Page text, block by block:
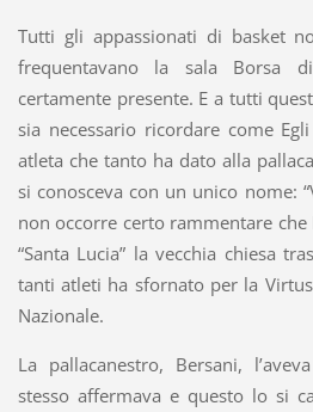
Tutti gli appassionati di basket
frequentavano la sala Borsa
certamente presente. E a tutti
sia necessario ricordare come
atleta che tanto ha dato alla
si conosceva con un unico nome:
non occorre certo rammentare
“Santa Lucia” la vecchia chiesa
tanti atleti ha sfornato per la
Nazionale.
La pallacanestro, Bersani,
stesso affermava e questo lo si